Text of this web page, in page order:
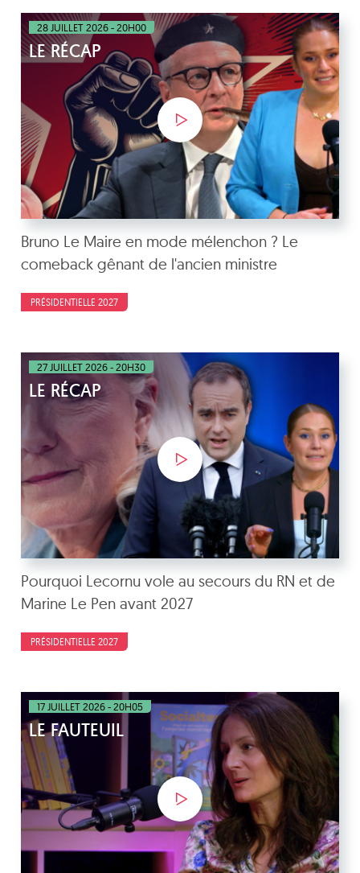
28 JUILLET 2026 - 20H00
LE RÉCAP
Bruno Le Maire en mode mélenchon ? Le
comeback gênant de l'ancien ministre
PRÉSIDENTIELLE 2027
27 JUILLET 2026 - 20H30
LE RÉCAP
Pourquoi Lecornu vole au secours du RN et de
Marine Le Pen avant 2027
PRÉSIDENTIELLE 2027
17 JUILLET 2026 - 20H05
LE FAUTEUIL